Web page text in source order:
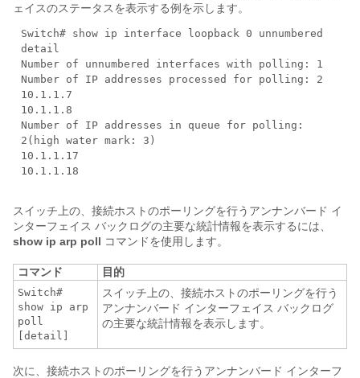
ェイスのステータスを表示する例を示します。
Switch# show ip interface loopback 0 unnumbered
detail
Number of unnumbered interfaces with polling: 1
Number of IP addresses processed for polling: 2
10.1.1.7
10.1.1.8
Number of IP addresses in queue for polling:
2(high water mark: 3)
10.1.1.17
10.1.1.18
スイッチ上の、接続ホストのポーリングを行うアンナンバード イ
ンターフェイス バックログの主要な統計情報を表示するには、
show ip arp poll コマンドを使用します。
コマンド 目的
Switch#
show ip arp
poll
[detail]
スイッチ上の、接続ホストのポーリングを行う
アンナンバード インターフェイス バックログ
の主要な統計情報を表示します。
次に、接続ホストのポーリングを行うアンナンバード インターフ